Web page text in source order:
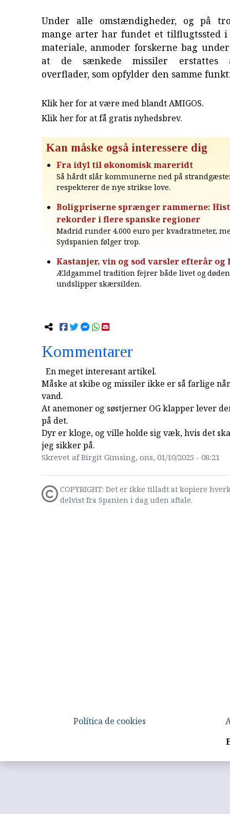
Under alle omstændigheder, og på
mange arter har fundet et tilflugtssted
materiale, anmoder forskerne bag
at de sænkede missiler erstattes
overflader, som opfylder den samme
Klik her for at være med blandt AMIGOS.
Klik her for at få gratis nyhedsbrev.
Kan måske også interessere dig
Fra idyl til økonomisk mareridt
Så hårdt slår kommunerne ned på
respekterer de nye strikse love.
Boligpriserne sprænger rammerne:
rekorder i flere spanske regioner
Madrid runder 4.000 euro per kvadratmeter,
Sydspanien følger trop.
Kastanjer, vin og sod varsler efterår og
Ældgammel tradition fejrer både livet og
undslipper skærsilden.
Kommentarer
En meget interesant artikel.
Måske at skibe og missiler ikke er så farlige
vand.
At anemoner og søstjerner OG klapper lever
på det.
Dyr er kloge, og ville holde sig væk, hvis det
jeg sikker på.
Skrevet af Birgit Gimsing, ons, 01/10/2025 - 08:21
COPYRIGHT: Det er ikke tilladt at kopiere
delvist fra Spanien i dag uden aftale.
Política de cookies